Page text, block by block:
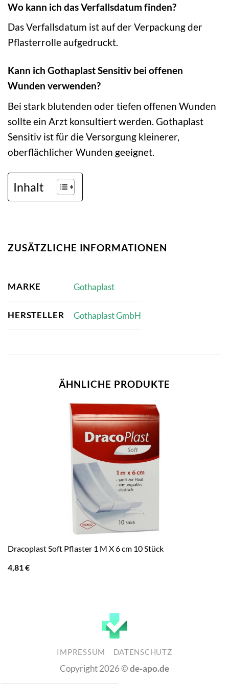
Wo kann ich das Verfallsdatum finden?
Das Verfallsdatum ist auf der Verpackung der
Pflasterrolle aufgedruckt.
Kann ich Gothaplast Sensitiv bei offenen
Wunden verwenden?
Bei stark blutenden oder tiefen offenen Wunden
sollte ein Arzt konsultiert werden. Gothaplast
Sensitiv ist für die Versorgung kleinerer,
oberflächlicher Wunden geeignet.
Inhalt
ZUSÄTZLICHE INFORMATIONEN
MARKE Gothaplast
HERSTELLER Gothaplast GmbH
ÄHNLICHE PRODUKTE
Dracoplast Soft Pflaster 1 M X 6 cm 10 Stück
4,81€
IMPRESSUM DATENSCHUTZ
Copyright 2026 ©de-apo.de